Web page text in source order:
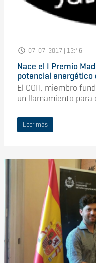
07-07-2017 | 12:46
Nace el I Premio
potencial energético
El COIT, miembro
un llamamiento para
Leer más